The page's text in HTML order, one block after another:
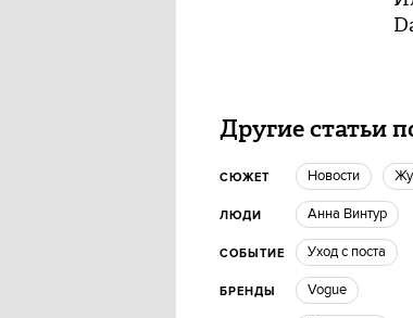
Другие статьи
СЮЖЕТ новости
ЛЮДИ Анна Винтур
СОБЫТИЕ Уход с поста
БРЕНДЫ vogue